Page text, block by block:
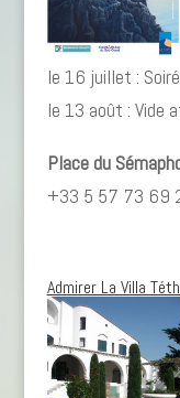
le 16 juillet :
le 13 août : Vide
Place du
+33 5 57 73 69
Admirer La Villa